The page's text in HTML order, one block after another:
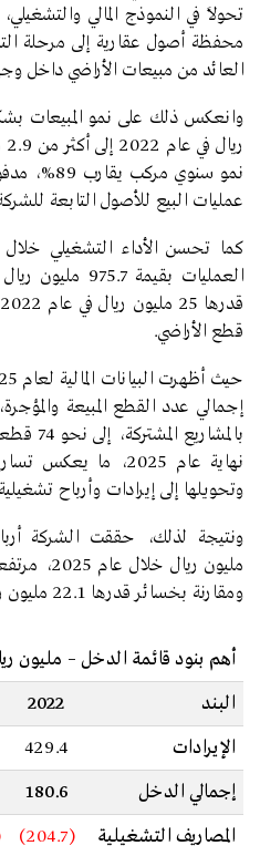
تحولاً في النموذج المالي
محفظة أصول عقارية إلى مرحلة
العائد من مبيعات الأراضي داخل
نمو سنوي
عمليات البيع للأصول التابعة
كما تحسن الأداء التشغيلي
قطع الأراضي.
إجمالي عدد القطع المبيعة
نهاية عام 2025، ما
وتحويلها إلى إيرادات وأرباح
ومقارنة بخسائر قدرها 22.1 مليون ريال في عام 2022.
أهم بنود قائمة الدخل – مليون
البند
2022
الإيرادات
429.4
إجمالي الدخل
180.6
المصاريف التشغيلية
(204.7)